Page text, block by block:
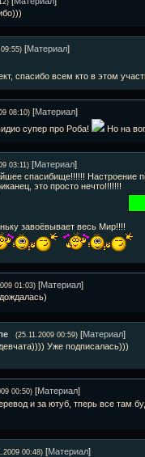
[Материал]
спасибо всем кто в этом
08:10) [Материал]
супер про Роба! Но на
03:11) [Материал]
спасибище!!!!!! Настроение
это просто нечто!!!!!!!
завоёвывает весь Мир!!!!
01:03) [Материал]
(25.11.2009 00:59) [Материал]
Уже подписалась)))
00:50) [Материал]
и за ютуб, тперь все там
00:48) [Материал]